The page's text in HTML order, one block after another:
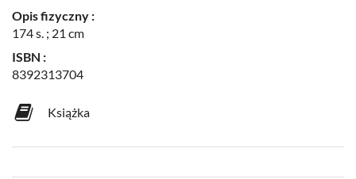
Opis fizyczny :
174 s. ; 21 cm
ISBN :
8392313704
Książka